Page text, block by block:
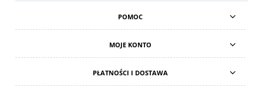
POMOC
MOJE KONTO
PŁATNOŚCI I DOSTAWA